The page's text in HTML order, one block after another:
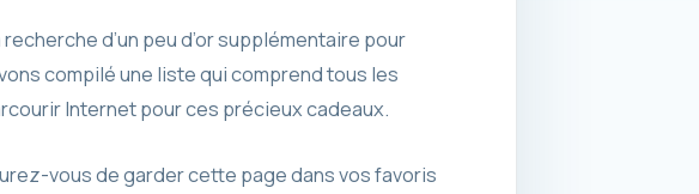
d’un peu d’or supplémentaire pour
compilé une liste qui comprend tous les
Internet pour ces précieux cadeaux.
vous de garder cette page dans vos favoris